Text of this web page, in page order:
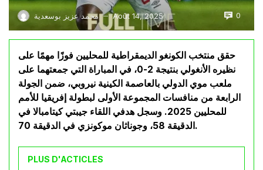
محمد عزيز بوسعدية — Août 14, 2025 0
حقق منتخب الكونغو الديمقراطية للمحليين فوزًا مهمًا على
نظيره الأنغولي بنتيجة 2-0، في المباراة التي جمعتهما على
ملعب موي الدولي بالعاصمة الكينية نيروبي، ضمن الجولة
الرابعة من منافسات المجموعة الأولى لبطولة إفريقيا للأمم
للمحليين 2025. وسجل هدفي اللقاء جيبتي كيتامبالا في
الدقيقة 58، وجوناثان موكونزي في الدقيقة 70.
PLUS D'ACTICLES